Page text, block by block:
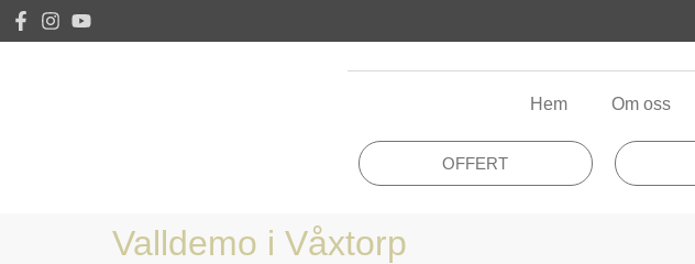
Hem Om oss
OFFERT
Valldemo i Våxtorp